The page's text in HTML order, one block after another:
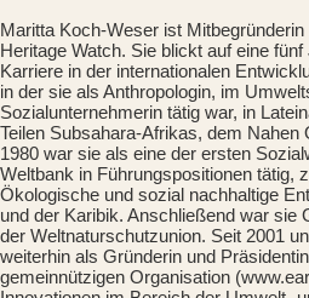
Maritta Koch-Weser ist
Heritage Watch. Sie blickt auf eine
Karriere in der internationalen
in der sie als Anthropologin, im
Sozialunternehmerin tätig war, in
Teilen Subsahara-Afrikas, dem Nahen
1980 war sie als eine der ersten
Weltbank in Führungspositionen tätig,
Ökologische und sozial nachhaltige
und der Karibik. Anschließend war sie
der Weltnaturschutzunion. Seit 2001
weiterhin als Gründerin und
gemeinnützigen Organisation